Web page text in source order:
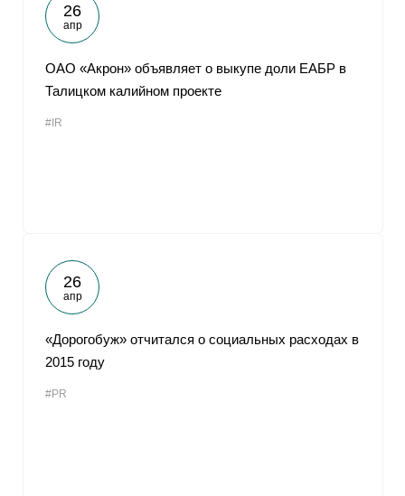
26
апр
ОАО «Акрон» объявляет о выкупе доли ЕАБР в
Талицком калийном проекте
#IR
26
апр
«Дорогобуж» отчитался о социальных расходах в
2015 году
#PR